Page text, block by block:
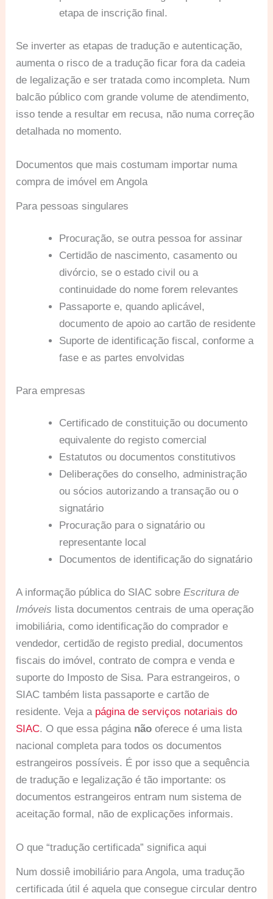
etapa de inscrição final.
Se inverter as etapas de tradução e autenticação,
aumenta o risco de a tradução ficar fora da cadeia
de legalização e ser tratada como incompleta. Num
balcão público com grande volume de atendimento,
isso tende a resultar em recusa, não numa correção
detalhada no momento.
Documentos que mais costumam importar numa
compra de imóvel em Angola
Para pessoas singulares
Procuração, se outra pessoa for assinar
Certidão de nascimento, casamento ou
divórcio, se o estado civil ou a
continuidade do nome forem relevantes
Passaporte e, quando aplicável,
documento de apoio ao cartão de residente
Suporte de identificação fiscal, conforme a
fase e as partes envolvidas
Para empresas
Certificado de constituição ou documento
equivalente do registo comercial
Estatutos ou documentos constitutivos
Deliberações do conselho, administração
ou sócios autorizando a transação ou o
signatário
Procuração para o signatário ou
representante local
Documentos de identificação do signatário
A informação pública do SIAC sobreEscritura de
Imóveis lista documentos centrais de uma operação
imobiliária, como identificação do comprador e
vendedor, certidão de registo predial, documentos
fiscais do imóvel, contrato de compra e venda e
suporte do Imposto de Sisa. Para estrangeiros, o
SIAC também lista passaporte e cartão de
residente. Veja a página de serviços notariais do
SIAC. O que essa página não oferece é uma lista
nacional completa para todos os documentos
estrangeiros possíveis. É por isso que a sequência
de tradução e legalização é tão importante: os
documentos estrangeiros entram num sistema de
aceitação formal, não de explicações informais.
O que “tradução certificada” significa aqui
Num dossiê imobiliário para Angola, uma tradução
certificada útil é aquela que consegue circular dentro